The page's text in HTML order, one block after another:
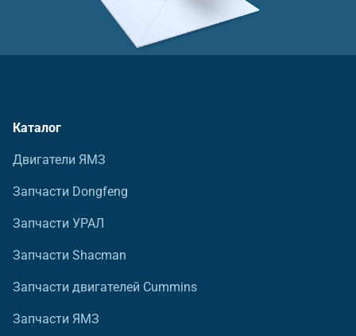
Каталог
Двигатели ЯМЗ
Запчасти Dongfeng
Запчасти УРАЛ
Запчасти Shacman
Запчасти двигателей Cummins
Запчасти ЯМЗ